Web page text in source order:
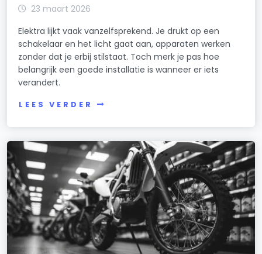
23 maart 2026
Elektra lijkt vaak vanzelfsprekend. Je drukt op een
schakelaar en het licht gaat aan, apparaten werken
zonder dat je erbij stilstaat. Toch merk je pas hoe
belangrijk een goede installatie is wanneer er iets
verandert.
LEES VERDER